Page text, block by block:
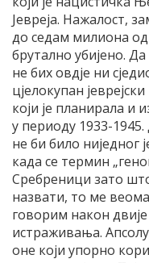
Јевреја. Нажалост,
до седам милиона од
брутално убијено.
не бих овдје ни
цјелокупан
који је планирала
у периоду 1933-1945.
не би било ниједног
када се термин
Сребреници зато
назвати, то ме
говорим након
истраживања.
оне који упорно